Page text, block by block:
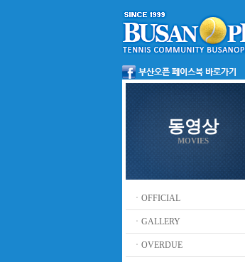
동영상
MOVIES
ㆍOFFICIAL
ㆍGALLERY
ㆍOVERDUE